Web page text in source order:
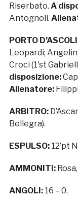
Riserbato. A
Antognoli.
PORTO
Leopardi;
Croci (1'st
disposizione:
Allenatore:
ARBITRO:
Bellegra).
ESPULSO: 12’pt
AMMONITI:
ANGOLI: 16 – 0.